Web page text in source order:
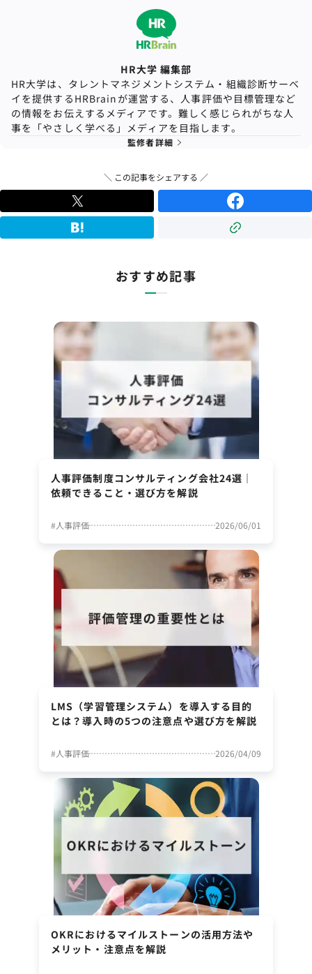
HR大学 編集部
HR大学は、タレントマネジメントシステム・組織診断サーベ
イを提供するHRBrainが運営する、人事評価や目標管理など
の情報をお伝えするメディアです。難しく感じられがちな人
事を「やさしく学べる」メディアを目指します。
監修者詳細
＼ この記事をシェアする ／
おすすめ記事
人事評価制度コンサルティング会社24選｜
依頼できること・選び方を解説
#人事評価 2026/06/01
LMS（学習管理システム）を導入する目的
とは？導入時の5つの注意点や選び方を解説
#人事評価 2026/04/09
OKRにおけるマイルストーンの活用方法や
メリット・注意点を解説